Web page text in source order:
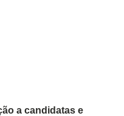
a candidatas e